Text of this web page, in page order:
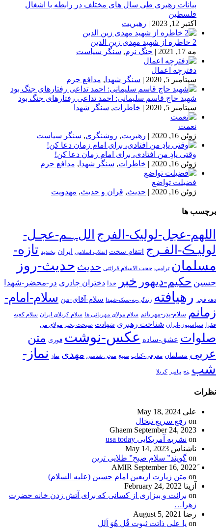
بیانات رهبری طی سال های مختلف در رابطه با اشغال
فلسطین
اکتبر 12, 2023
| رهبریت
2 خاطره از شهید مهدی زین الدین
مه 17, 2021
| جنگ نرم, سنگر سیاست
دفترچه اعمال
سپتامبر 5, 2020
| سنگر شهدا , مدافع حرم
شهید حاج قاسم سلیمانی: احمد تداعی رفتارهای جنگ بود
سپتامبر 5, 2020
| خاطرات, سنگر شهدا
نعمت
ژوئن 16, 2020
| رهبریت, روشنگری, سنگر سیاست
وقتی یادِ من افتادی، برای امام زمان دعا کن!
ژوئن 16, 2020
| خاطرات, سنگر شهدا , مدافع حرم
فضیلت تواضع
ژوئن 16, 2020
| حدیث, قران و حدیث, مهدویت
برچسب ها
اللهم-عجل-لولیک-الفرج اللﮩـم-عجـل-
لولیـڪ-الفـرج انتقام سخت انقلاب اسلامی ایران بخندید تازه-
مسلمان ترامپ حجت الاسلام قرائتی حدیث حدیث-روز
حسین حکیم-دیهور خبر خدا دختران چادری در-محضر-شهدا
دهه فجر رهیافته زندگی-به-سبک-شهدا سلام-آقای-من سلام-امام-
زمانم سلام-پدر-مهربانم سلام مولای مهربانی ها سلام کربلای ایران سلام کعبه
فقرا سیاسیون-ایران شناخت رهبری شهادت صبحت بخیر مولای من
صلوات عشق-ساده عکس-نوشت فوری متن
عربی مسلمان معرفی-کتاب منبع منجی شناسی مهدی نماز
نماز-
شب پنج پیامبر کربلا
نظرات
علی May 18, 2024
on رفع سریع تبخال
Ghaem September 24, 2023
on نشریه آمریکایی usa today
ناشناس May 14, 2023
on گویند” سلام صبح” طلایی ترین
September 16, 2022
on متن زیارت اربعین امام حسین (علیه السلام)
آزیتا February 24, 2022
on برائت و بیزاری از کسانی که برای آتش زدن خانه حضرت
زهرا…
رضا August 5, 2021
on یا علی ذاتت ثبوت قُل هُوَ اَلل